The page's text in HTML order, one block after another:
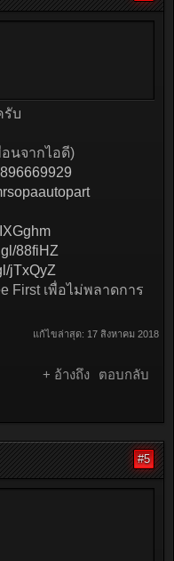
รับ
อนจากไอดี)
88fiHZ
jTxQyZ
First เพื่อไม่พลาดการ
แก้ไขล่าสุด: 17 สิงหาคม 2018
+ อ้างถึง ตอบกลับ
#5